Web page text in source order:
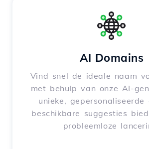
AI Domains
Vind snel de ideale naam
met behulp van onze AI-
unieke,
beschikbare suggesties
probleemloze